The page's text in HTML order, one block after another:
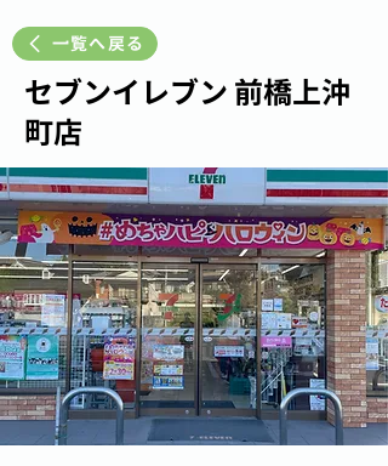
一覧へ戻る
セブンイレブン 前橋上沖
町店